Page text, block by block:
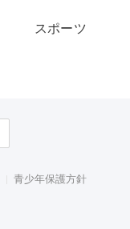
スポーツ
青少年保護方針